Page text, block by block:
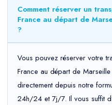
Comment réserver un
France au départ de
?
Vous pouvez réserver votre
France au départ de
directement depuis notre
24h/24 et 7j/7. Il vous suffit